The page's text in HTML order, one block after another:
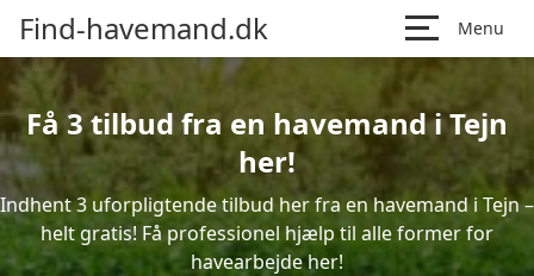
Find-havemand.dk Menu
Få 3 tilbud fra en havemand i Tejn
her!
Indhent 3 uforpligtende tilbud her fra en havemand i Tejn –
helt gratis! Få professionel hjælp til alle former for
havearbejde her!